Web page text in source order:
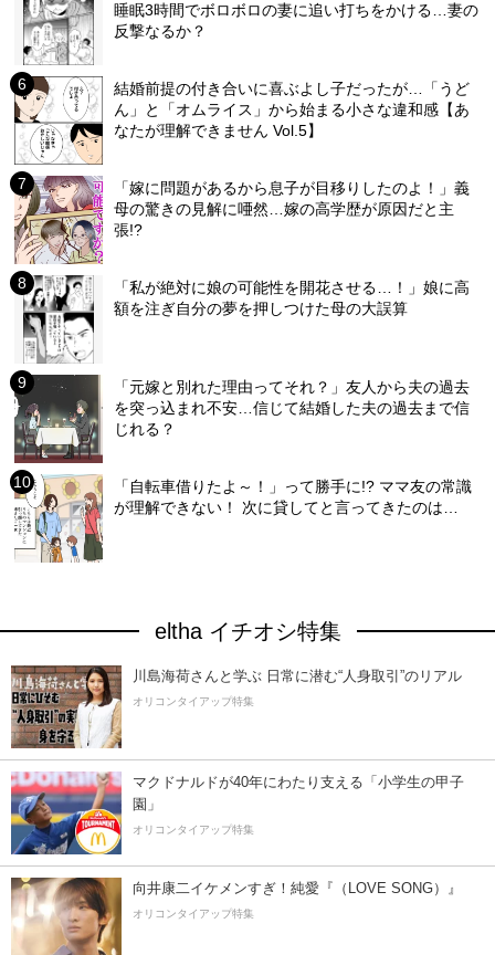
睡眠3時間でボロボロの妻に追い打ちをかける…妻の
反撃なるか？
結婚前提の付き合いに喜ぶよし子だったが…「うど
ん」と「オムライス」から始まる小さな違和感【あ
なたが理解できません Vol.5】
「嫁に問題があるから息子が目移りしたのよ！」義
母の驚きの見解に唖然…嫁の高学歴が原因だと主
張!?
「私が絶対に娘の可能性を開花させる…！」娘に高
額を注ぎ自分の夢を押しつけた母の大誤算
「元嫁と別れた理由ってそれ？」友人から夫の過去
を突っ込まれ不安…信じて結婚した夫の過去まで信
じれる？
「自転車借りたよ～！」って勝手に!? ママ友の常識
が理解できない！ 次に貸してと言ってきたのは…
eltha イチオシ特集
川島海荷さんと学ぶ 日常に潜む“人身取引”のリアル
オリコンタイアップ特集
マクドナルドが40年にわたり支える「小学生の甲子
園」
オリコンタイアップ特集
向井康二イケメンすぎ！純愛『（LOVE SONG）』
オリコンタイアップ特集